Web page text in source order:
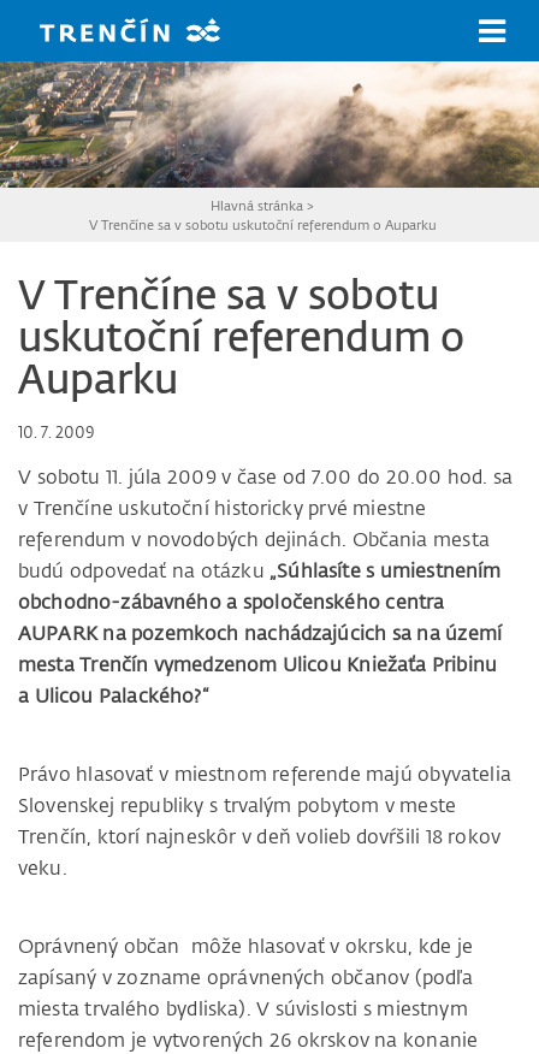
Hlavná stránka >
V Trenčíne sa v sobotu uskutoční referendum o Auparku
V Trenčíne sa v sobotu
uskutoční referendum o
Auparku
10. 7. 2009
V sobotu 11. júla 2009 v čase od 7.00 do 20.00 hod. sa
v Trenčíne uskutoční historicky prvé miestne
referendum v novodobých dejinách. Občania mesta
budú odpovedať na otázku „Súhlasíte s umiestnením
obchodno-zábavného a spoločenského centra
AUPARK na pozemkoch nachádzajúcich sa na území
mesta Trenčín vymedzenom Ulicou Kniežaťa Pribinu
a Ulicou Palackého?“
Právo hlasovať v miestnom referende majú obyvatelia
Slovenskej republiky s trvalým pobytom v meste
Trenčín, ktorí najneskôr v deň volieb dovŕšili 18 rokov
veku.
Oprávnený občan môže hlasovať v okrsku, kde je
zapísaný v zozname oprávnených občanov (podľa
miesta trvalého bydliska). V súvislosti s miestnym
referendom je vytvorených 26 okrskov na konanie